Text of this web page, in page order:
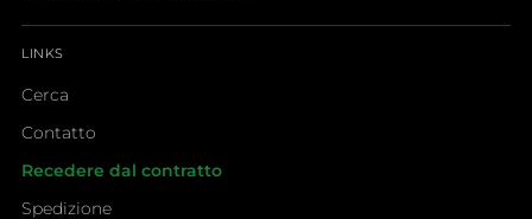
LINKS
Cerca
Contatto
Recedere dal contratto
Spedizione